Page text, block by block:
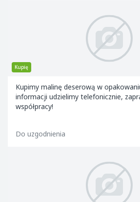
Kupię
Kupimy malinę deserową w
informacji udzielimy telefonicznie,
współpracy!
Do uzgodnienia